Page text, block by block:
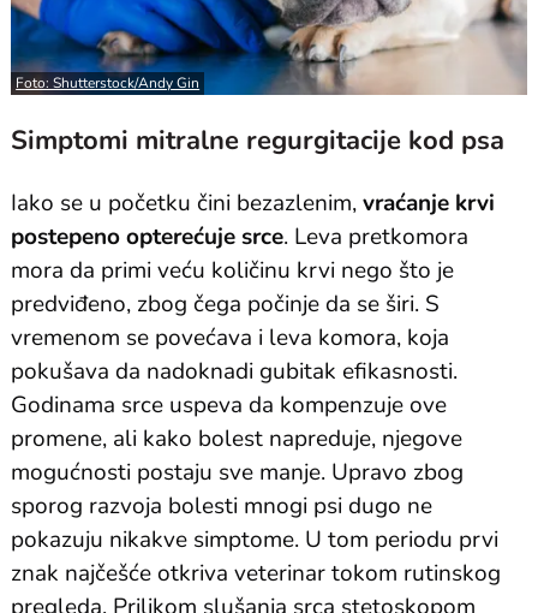
Foto: Shutterstock/Andy Gin
Simptomi mitralne regurgitacije kod psa
Iako se u početku čini bezazlenim,vraćanje krvi
postepeno opterećuje srce. Leva pretkomora
mora da primi veću količinu krvi nego što je
predviđeno, zbog čega počinje da se širi. S
vremenom se povećava i leva komora, koja
pokušava da nadoknadi gubitak efikasnosti.
Godinama srce uspeva da kompenzuje ove
promene, ali kako bolest napreduje, njegove
mogućnosti postaju sve manje. Upravo zbog
sporog razvoja bolesti mnogi psi dugo ne
pokazuju nikakve simptome. U tom periodu prvi
znak najčešće otkriva veterinar tokom rutinskog
pregleda. Prilikom slušanja srca stetoskopom